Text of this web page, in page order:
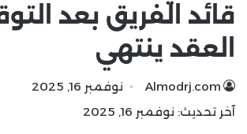
قائد الفريق بعد
العقد ينتهي
Almodrj.com
نوفمبر 16, 2025
آخر تحديث: نوفمبر 16, 2025